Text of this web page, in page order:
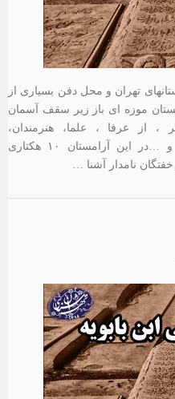
تهران و محل دفن بسیاری از
موزه ای باز زیر سقف آسمان
از عرفا ، علما، هنرمندان،
سیاستمداران ، نظامیان ،دانشمندان و …در این آرامستان ۱۰ هکتاری
خفتگان نامدار آشنا …